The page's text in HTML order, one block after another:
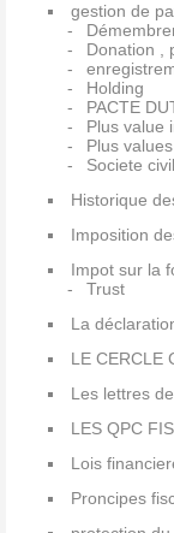
gestion de
Donation ,
Holding
PACTE
Plus value
Plus
Societe
Historique
Imposition
Impot sur la
Trust
La
LE CERCLE
Les lettres
LES QPC
Lois
Proncipes